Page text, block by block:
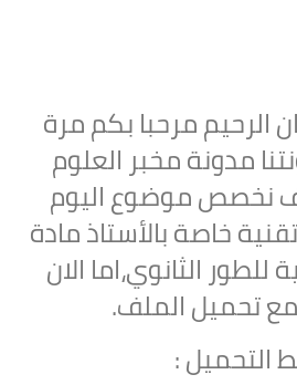
الرحيم مرحبا بكم مرة
مدونة مخبر العلوم
نخصص موضوع اليوم
خاصة بالأستاذ مادة
للطور الثانوي،اما الان
تحميل الملف.
التحميل :